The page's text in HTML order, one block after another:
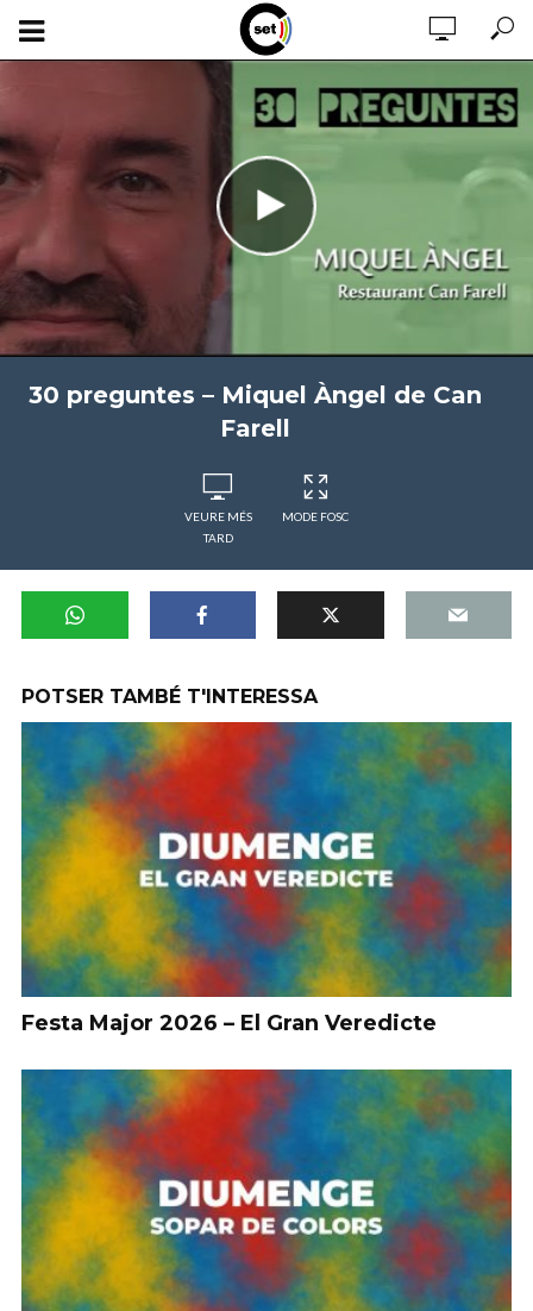
30 preguntes – Miquel Àngel de Can
Farell
VEURE MÉS
TARD
MODE FOSC
POTSER TAMBÉ T'INTERESSA
Festa Major 2026 – El Gran Veredicte